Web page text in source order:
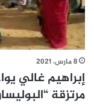
8 مارس، 2021
إبراهيم غالي
مرتزقة